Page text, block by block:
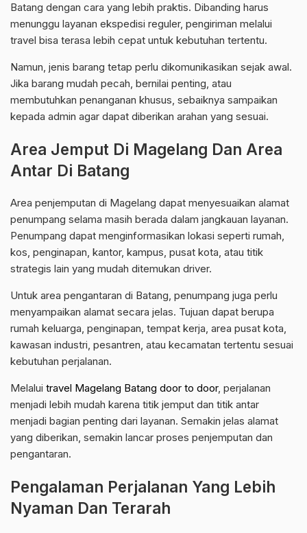
Batang dengan cara yang lebih praktis. Dibanding harus
menunggu layanan ekspedisi reguler, pengiriman melalui
travel bisa terasa lebih cepat untuk kebutuhan tertentu.
Namun, jenis barang tetap perlu dikomunikasikan sejak awal.
Jika barang mudah pecah, bernilai penting, atau
membutuhkan penanganan khusus, sebaiknya sampaikan
kepada admin agar dapat diberikan arahan yang sesuai.
Area Jemput Di Magelang Dan Area
Antar Di Batang
Area penjemputan di Magelang dapat menyesuaikan alamat
penumpang selama masih berada dalam jangkauan layanan.
Penumpang dapat menginformasikan lokasi seperti rumah,
kos, penginapan, kantor, kampus, pusat kota, atau titik
strategis lain yang mudah ditemukan driver.
Untuk area pengantaran di Batang, penumpang juga perlu
menyampaikan alamat secara jelas. Tujuan dapat berupa
rumah keluarga, penginapan, tempat kerja, area pusat kota,
kawasan industri, pesantren, atau kecamatan tertentu sesuai
kebutuhan perjalanan.
Melalui travel Magelang Batang door to door, perjalanan
menjadi lebih mudah karena titik jemput dan titik antar
menjadi bagian penting dari layanan. Semakin jelas alamat
yang diberikan, semakin lancar proses penjemputan dan
pengantaran.
Pengalaman Perjalanan Yang Lebih
Nyaman Dan Terarah